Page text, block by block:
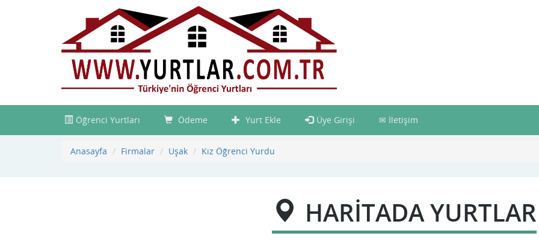
Öğrenci Yurtları Ödeme Yurt Ekle Üye Girişi İletişim
Anasayfa Firmalar Uşak Kız Öğrenci Yurdu
HARİTADA YURTLAR